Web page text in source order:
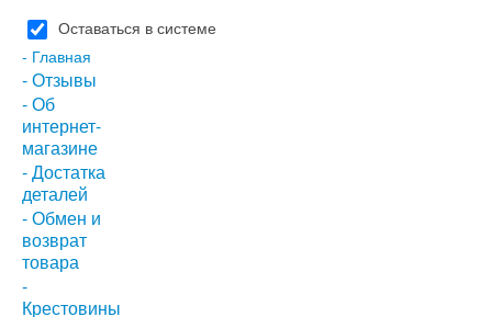
Оставаться в системе
- Главная
- Отзывы
- Об
интернет-
магазине
- Достатка
деталей
- Обмен и
возврат
товара
-
Крестовины